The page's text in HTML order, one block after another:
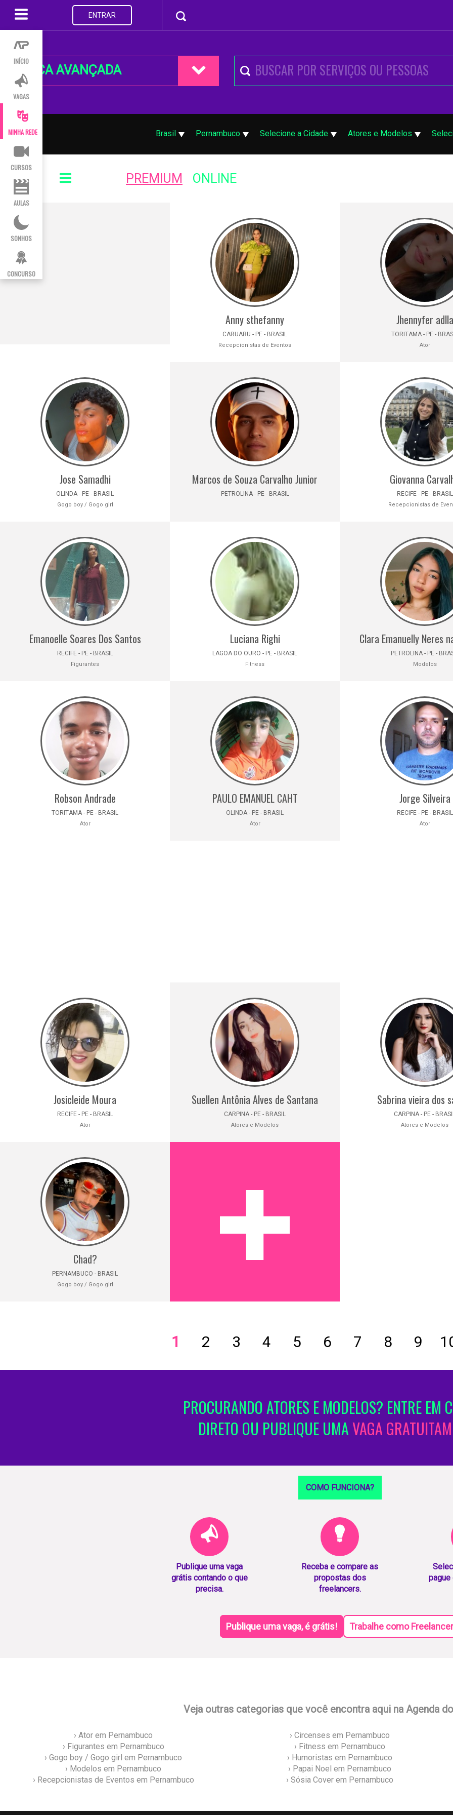
INÍCIO
VAGAS
MINHA REDE
CURSOS
AULAS
SONHOS
CONCURSO
ENTRAR
BUSCA AVANÇADA
Brasil Pernambuco Selecione a Cidade Atores e Modelos
PREMIUM ONLINE
Anny sthefanny
CARUARU - PE - BRASIL
Recepcionistas de Eventos
Jhennyfer adlla
TORITAMA - PE -
Ator
Jose Samadhi
OLINDA - PE - BRASIL
Gogo boy / Gogo girl
Marcos de Souza Carvalho Junior
PETROLINA - PE - BRASIL
Giovanna
RECIFE - PE - BRASIL
Recepcionistas de
Emanoelle Soares Dos Santos
RECIFE - PE - BRASIL
Figurantes
Luciana Righi
LAGOA DO OURO - PE - BRASIL
Fitness
Clara Emanuelly Neres
PETROLINA - PE -
Modelos
Robson Andrade
TORITAMA - PE - BRASIL
Ator
PAULO EMANUEL CAHT
OLINDA - PE - BRASIL
Ator
Jorge Silveira
RECIFE - PE - BRASIL
Ator
Josicleide Moura
RECIFE - PE - BRASIL
Ator
Suellen Antônia Alves de Santana
CARPINA - PE - BRASIL
Atores e Modelos
Sabrina vieira dos
CARPINA - PE -
Atores e Modelos
Chad?
PERNAMBUCO - BRASIL
Gogo boy / Gogo girl
1 2 3 4 5 6 7 8 9
PROCURANDO ATORES E MODELOS? ENTRE EM
DIRETO OU PUBLIQUE UMAVAGA
COMO FUNCIONA?
Publique uma vaga
grátis contando o que
precisa.
Receba e compare as
propostas dos
freelancers.
pague
Publique uma vaga, é grátis! Trabalhe como Freelancer
Veja outras categorias que você encontra aqui na Agenda
› Ator em Pernambuco › Circenses em Pernambuco
› Figurantes em Pernambuco
› Fitness em Pernambuco
› Gogo boy / Gogo girl em Pernambuco
› Humoristas em Pernambuco
› Modelos em Pernambuco
› Papai Noel em Pernambuco
› Recepcionistas de Eventos em Pernambuco
› Sósia Cover em Pernambuco